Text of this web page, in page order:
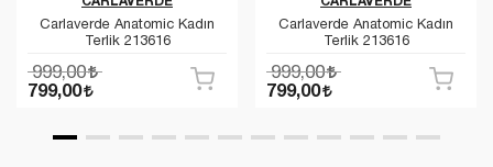
Carlaverde Anatomic Kadın
Terlik 213616
999,00
799,00
Carlaverde Anatomic Kadın
Terlik 213616
999,00
799,00